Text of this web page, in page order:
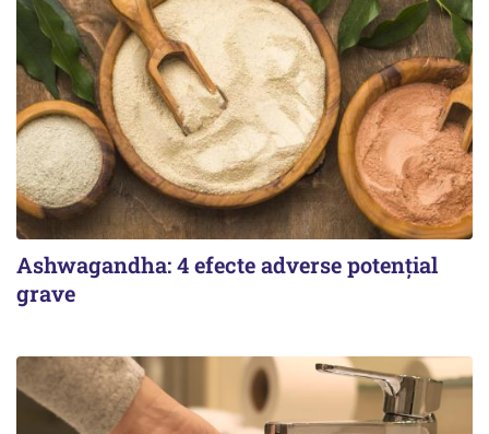
Ashwagandha: 4 efecte adverse potențial
grave